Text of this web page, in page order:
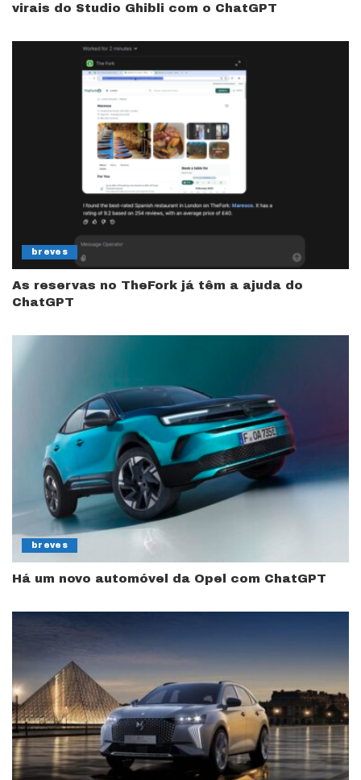
virais do Studio Ghibli com o ChatGPT
breves
As reservas no TheFork já têm a ajuda do
ChatGPT
breves
Há um novo automóvel da Opel com ChatGPT